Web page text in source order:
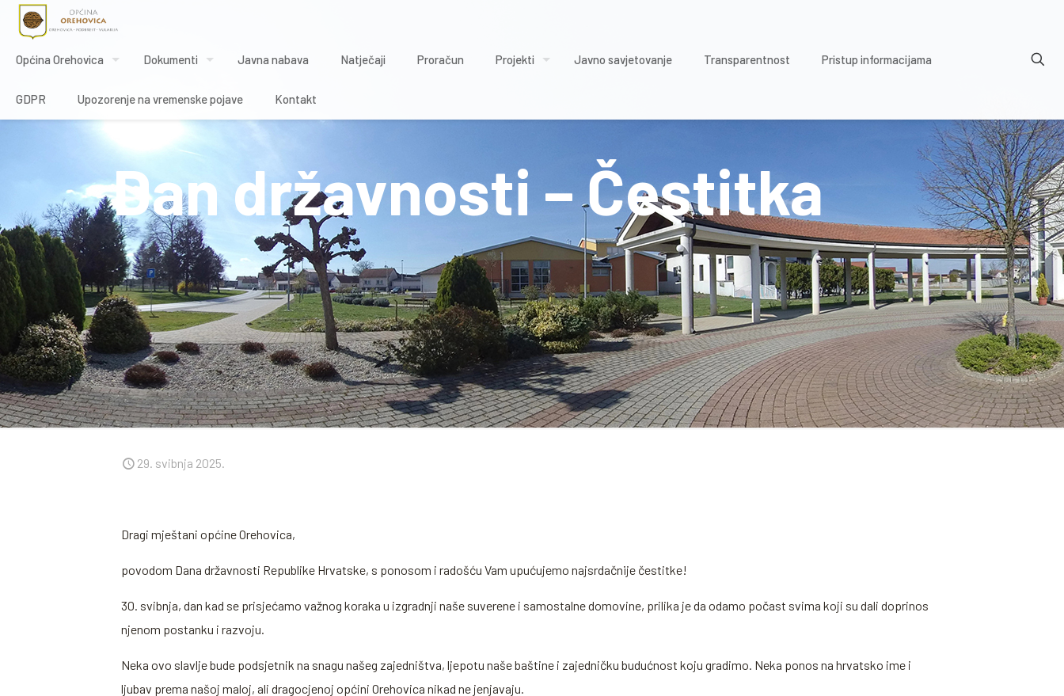
Općina Orehovica Dokumenti Javna nabava Natječaji Proračun Projekti Javno savjetovanje Transparentnost Pristup informacijama
GDPR Upozorenje na vremenske pojave Kontakt
Dan državnosti – Čestitka
29. svibnja 2025.
Dragi mještani općine Orehovica,
povodom Dana državnosti Republike Hrvatske, s ponosom i radošću Vam upućujemo najsrdačnije čestitke!
30. svibnja, dan kad se prisjećamo važnog koraka u izgradnji naše suverene i samostalne domovine, prilika je da odamo počast svima koji su dali doprinos
njenom postanku i razvoju.
Neka ovo slavlje bude podsjetnik na snagu našeg zajedništva, ljepotu naše baštine i zajedničku budućnost koju gradimo. Neka ponos na hrvatsko ime i
ljubav prema našoj maloj, ali dragocjenoj općini Orehovica nikad ne jenjavaju.